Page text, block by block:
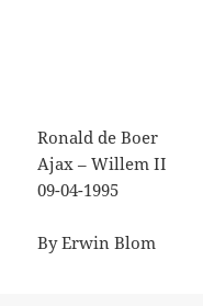
Ronald de Boer
Ajax – Willem II
09-04-1995
By Erwin Blom